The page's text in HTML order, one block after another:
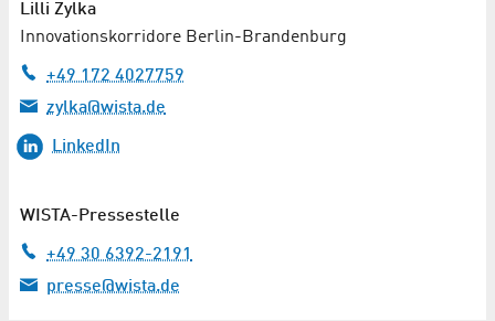
Lilli Zylka
Innovationskorridore Berlin-Brandenburg
+49 172 4027759
zylka@wista.de
LinkedIn
WISTA-Pressestelle
+49 30 6392-2191
presse@wista.de